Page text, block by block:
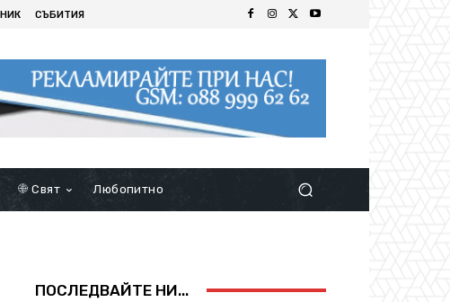
СЪБИТИЯ
Свят Любопитно
ПОСЛЕДВАЙТЕ НИ...